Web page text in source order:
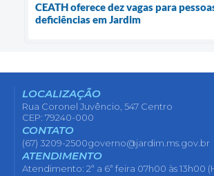
CEATH oferece dez vagas para
deficiências em Jardim
LOCALIZAÇÃO
Rua Coronel Juvêncio, 547 Centro
CEP: 79240-000
CONTATO
(67) 3209-2500governo@jardim.ms.gov.br
ATENDIMENTO
Atendimento: 2ª a 6ª feira 07h00 às 13h00